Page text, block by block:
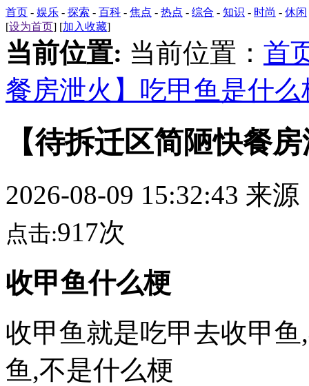
首页 - 娱乐 - 探索 - 百科 - 焦点 - 热点 - 综合 - 知识 - 时尚 - 休闲
[设为首页] [加入收藏]
当前位置: 当前位置： 首
餐房泄火】吃甲鱼是什么
【待拆迁区简陋快餐
2026-08-09 15:32:43 来源
点击:917次
收甲鱼什么梗
收甲鱼就是吃甲去收甲
鱼,不是什么梗